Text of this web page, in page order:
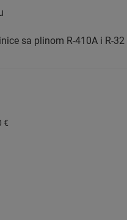
sa plinom R-410A i R-32
€